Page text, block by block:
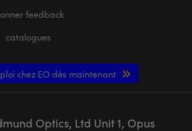
feedback
catalogues
chez EO dès maintenant
Optics, Ltd Unit 1, Opus